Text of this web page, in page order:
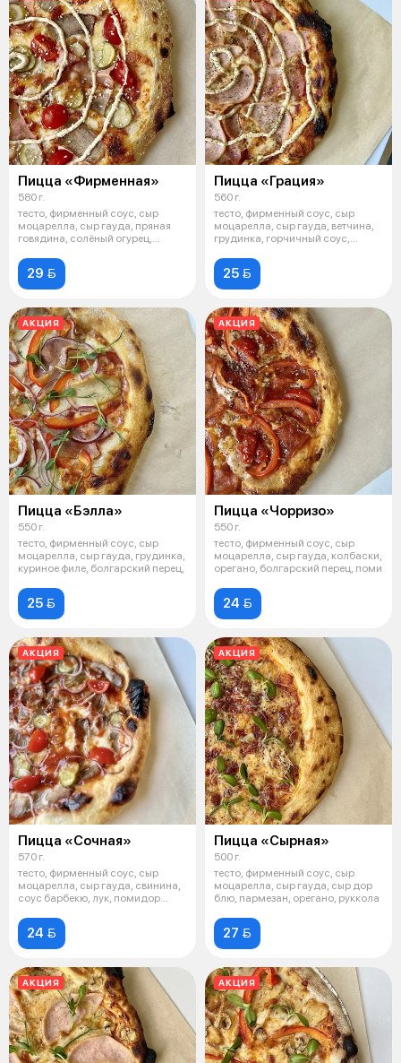
Пицца «Фирменная»
580 г.
тесто, фирменный соус, сыр
моцарелла, сыр гауда, пряная
говядина, солёный огурец,
29 
Пицца «Грация»
560 г.
тесто, фирменный соус, сыр
моцарелла, сыр гауда, ветчина,
грудинка, горчичный соус,
25 
АКЦИЯ
Пицца «Бэлла»
550 г.
тесто, фирменный соус, сыр
моцарелла, сыр гауда, грудинка,
куриное филе, болгарский перец,
25 
АКЦИЯ
Пицца «Чорризо»
550 г.
тесто, фирменный соус, сыр
моцарелла, сыр гауда, колбаски,
орегано, болгарский перец, поми
24 
АКЦИЯ
Пицца «Сочная»
570 г.
тесто, фирменный соус, сыр
моцарелла, сыр гауда, свинина,
соус барбекю, лук, помидор
24 
АКЦИЯ
Пицца «Сырная»
500 г.
тесто, фирменный соус, сыр
моцарелла, сыр гауда, сыр дор
блю, пармезан, орегано, руккола
27 
АКЦИЯ АКЦИЯ